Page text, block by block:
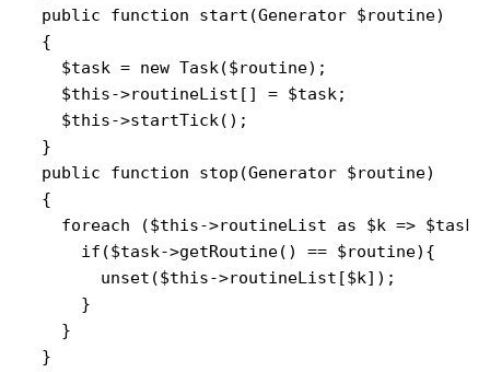
  public function start(Generator $routine)
  {
    $task = new Task($routine);
    $this->routineList[] = $task;
    $this->startTick();
  }
  public function stop(Generator $routine)
  {
foreach ($this->routineList as $k => $task)
      if($task->getRoutine() == $routine){
        unset($this->routineList[$k]);
      }
    }
  }